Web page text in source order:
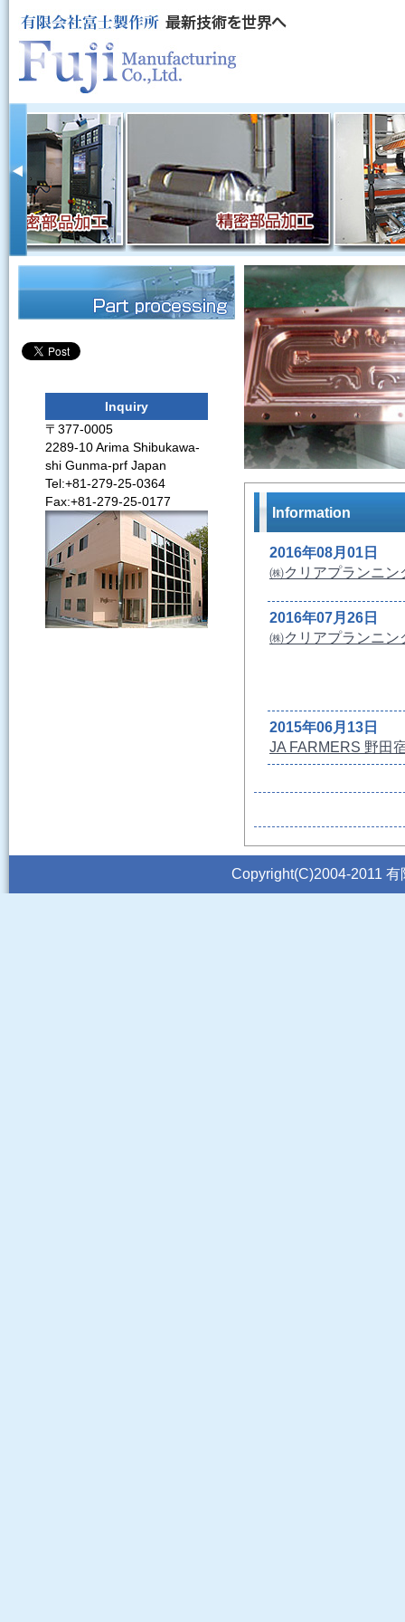
Inquiry
〒377-0005
2289-10 Arima Shibukawa-
shi Gunma-prf Japan
Tel:+81-279-25-0364
Fax:+81-279-25-0177
Information
2016年08月01日
㈱クリアプランニ
2016年07月26日
㈱クリアプランニ
2015年06月13日
JA FARMERS 野田
2014年11月25日
米・食味分析鑑定コ
Copyright(C)2004-2011